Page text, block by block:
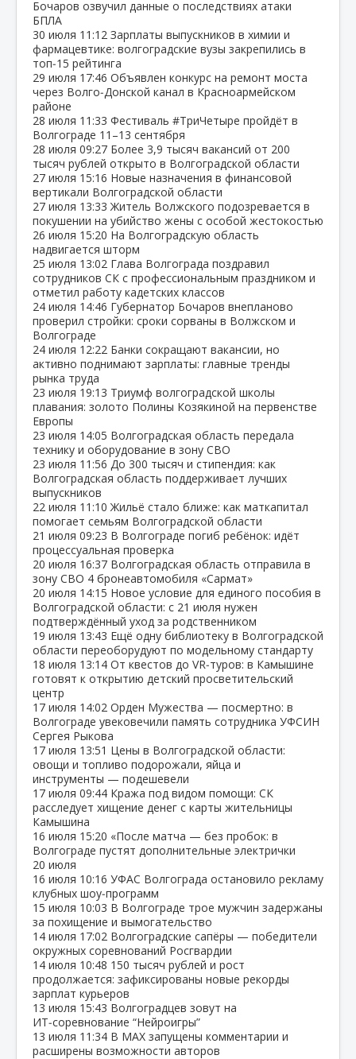
Бочаров озвучил данные о последствиях атаки
БПЛА
30 июля 11:12 Зарплаты выпускников в химии и
фармацевтике: волгоградские вузы закрепились в
топ‑15 рейтинга
29 июля 17:46 Объявлен конкурс на ремонт моста
через Волго‑Донской канал в Красноармейском
районе
28 июля 11:33 Фестиваль #ТриЧетыре пройдёт в
Волгограде 11–13 сентября
28 июля 09:27 Более 3,9 тысяч вакансий от 200
тысяч рублей открыто в Волгоградской области
27 июля 15:16 Новые назначения в финансовой
вертикали Волгоградской области
27 июля 13:33 Житель Волжского подозревается в
покушении на убийство жены с особой жестокостью
26 июля 15:20 На Волгоградскую область
надвигается шторм
25 июля 13:02 Глава Волгограда поздравил
сотрудников СК с профессиональным праздником и
отметил работу кадетских классов
24 июля 14:46 Губернатор Бочаров внепланово
проверил стройки: сроки сорваны в Волжском и
Волгограде
24 июля 12:22 Банки сокращают вакансии, но
активно поднимают зарплаты: главные тренды
рынка труда
23 июля 19:13 Триумф волгоградской школы
плавания: золото Полины Козякиной на первенстве
Европы
23 июля 14:05 Волгоградская область передала
технику и оборудование в зону СВО
23 июля 11:56 До 300 тысяч и стипендия: как
Волгоградская область поддерживает лучших
выпускников
22 июля 11:10 Жильё стало ближе: как маткапитал
помогает семьям Волгоградской области
21 июля 09:23 В Волгограде погиб ребёнок: идёт
процессуальная проверка
20 июля 16:37 Волгоградская область отправила в
зону СВО 4 бронеавтомобиля «Сармат»
20 июля 14:15 Новое условие для единого пособия в
Волгоградской области: с 21 июля нужен
подтверждённый уход за родственником
19 июля 13:43 Ещё одну библиотеку в Волгоградской
области переоборудуют по модельному стандарту
18 июля 13:14 От квестов до VR‑туров: в Камышине
готовят к открытию детский просветительский
центр
17 июля 14:02 Орден Мужества — посмертно: в
Волгограде увековечили память сотрудника УФСИН
Сергея Рыкова
17 июля 13:51 Цены в Волгоградской области:
овощи и топливо подорожали, яйца и
инструменты — подешевели
17 июля 09:44 Кража под видом помощи: СК
расследует хищение денег с карты жительницы
Камышина
16 июля 15:20 «После матча — без пробок: в
Волгограде пустят дополнительные электрички
20 июля
16 июля 10:16 УФАС Волгограда остановило рекламу
клубных шоу‑программ
15 июля 10:03 В Волгограде трое мужчин задержаны
за похищение и вымогательство
14 июля 17:02 Волгоградские сапёры — победители
окружных соревнований Росгвардии
14 июля 10:48 150 тысяч рублей и рост
продолжается: зафиксированы новые рекорды
зарплат курьеров
13 июля 15:43 Волгоградцев зовут на
ИТ‑соревнование “Нейроигры”
13 июля 11:34 В МАХ запущены комментарии и
расширены возможности авторов